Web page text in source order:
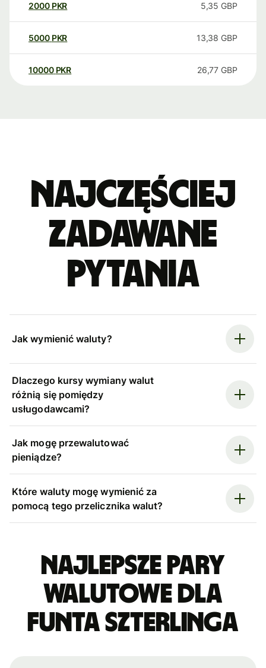
2000 PKR 5,35 GBP
5000 PKR 13,38 GBP
10000 PKR 26,77 GBP
Najczęściej
zadawane
pytania
Jak wymienić waluty?
Dlaczego kursy wymiany walut
różnią się pomiędzy
usługodawcami?
Jak mogę przewalutować
pieniądze?
Które waluty mogę wymienić za
pomocą tego przelicznika walut?
Najlepsze pary
walutowe dla
funta szterlinga